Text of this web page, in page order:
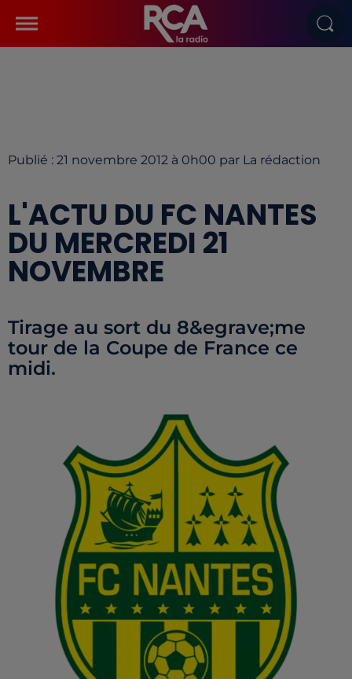
Publié : 21 novembre 2012 à 0h00 par La rédaction
L'ACTU DU FC NANTES
DU MERCREDI 21
NOVEMBRE
Tirage au sort du 8&egrave;me
tour de la Coupe de France ce
midi.